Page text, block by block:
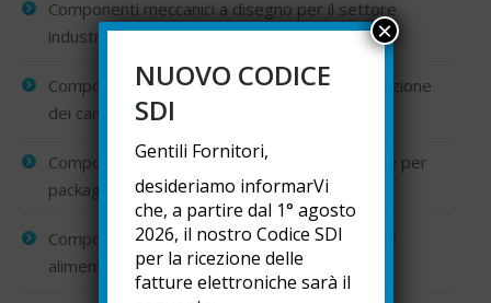
Componenti meccanici a disegno per il settore
industriale
Componenti meccanici a disegno per l’automazione
dei cancelli
Componenti meccanici a disegno per macchine per
packaging
Componenti meccanici a disegno per il settore
alimentare
NUOVO CODICE
SDI
Gentili Fornitori,
desideriamo informarVi
che, a partire dal 1° agosto
2026, il nostro Codice SDI
per la ricezione delle
fatture elettroniche sarà il
×